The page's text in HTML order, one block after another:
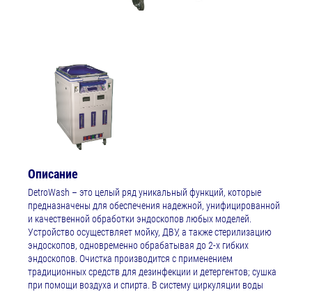
Описание
DetroWash – это целый ряд уникальный функций, которые
предназначены для обеспечения надежной, унифицированной
и качественной обработки эндоскопов любых моделей.
Устройство осуществляет мойку, ДВУ, а также стерилизацию
эндоскопов, одновременно обрабатывая до 2-х гибких
эндоскопов. Очистка производится с применением
традиционных средств для дезинфекции и детергентов; сушка
при помощи воздуха и спирта. В систему циркуляции воды